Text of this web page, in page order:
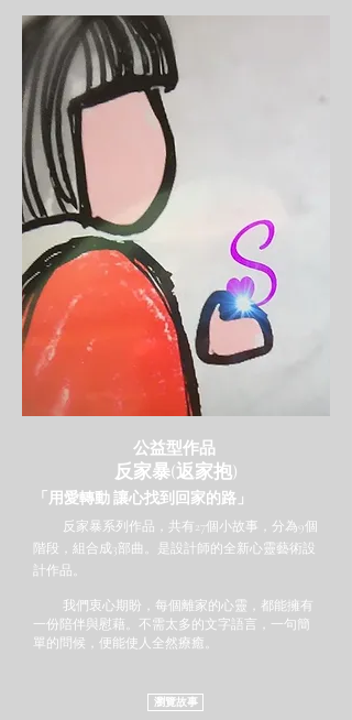
公益型作品
​反家暴(返家抱)
「用愛轉動 讓心找到回家的路」
反家暴系列作品，共有27個小故事，分為9個
階段，組合成3部曲。是設計師的全新心靈藝術設
計作品。
我們衷心期盼，每個離家的心靈，都能擁有
一份陪伴與慰藉。不需太多的文字語言，一句簡
單的問候，便能使人全然療癒。
瀏覽故事